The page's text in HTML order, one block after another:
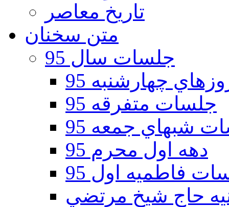
تاریخ معاصر
متن سخنان
جلسات سال 95
چهارشنبه 95
جلسات متفرقه 95
شبهاي جمعه 95
دهه اول محرم 95
فاطمیه اول 95
دوم 95 - حسينيه حاج شيخ مرتضي